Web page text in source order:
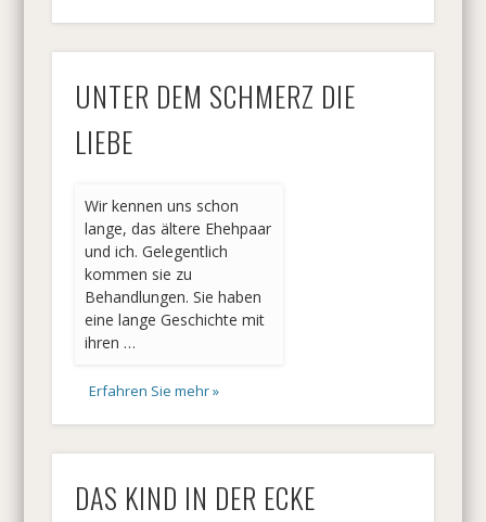
UNTER DEM SCHMERZ DIE
LIEBE
Wir kennen uns schon
lange, das ältere Ehehpaar
und ich. Gelegentlich
kommen sie zu
Behandlungen. Sie haben
eine lange Geschichte mit
ihren …
Erfahren Sie mehr »
DAS KIND IN DER ECKE